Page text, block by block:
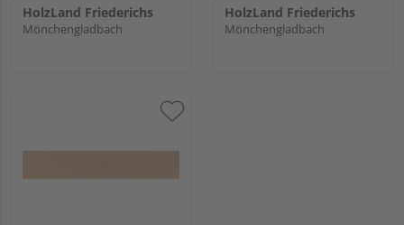
HolzLand Friederichs
Mönchengladbach
HolzLand Friederichs
Mönchengladbach